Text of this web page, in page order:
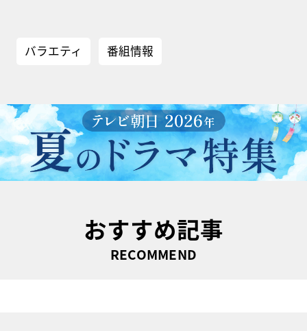
バラエティ 番組情報
おすすめ記事
RECOMMEND